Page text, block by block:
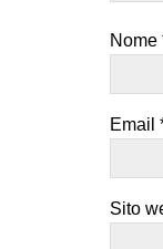
Nome
Email
Sito